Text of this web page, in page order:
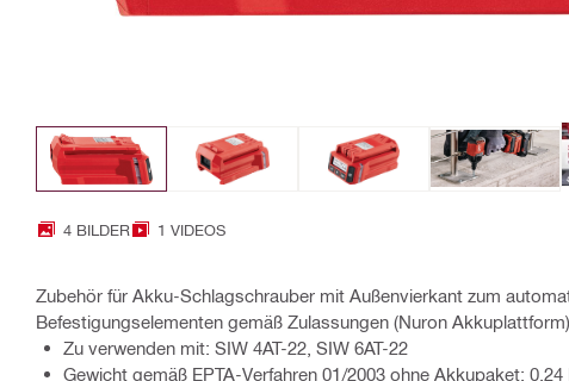
4 BILDER 1 VIDEOS
Zubehör für Akku-Schlagschrauber mit Außenvierkant zum
Befestigungselementen gemäß Zulassungen (Nuron Akkuplattform).
Zu verwenden mit: SIW 4AT-22, SIW 6AT-22
Gewicht gemäß EPTA-Verfahren 01/2003 ohne Akkupaket: 0.24